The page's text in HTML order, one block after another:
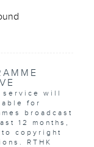
service will
for
broadcast
12 months,
copyright
RTHK